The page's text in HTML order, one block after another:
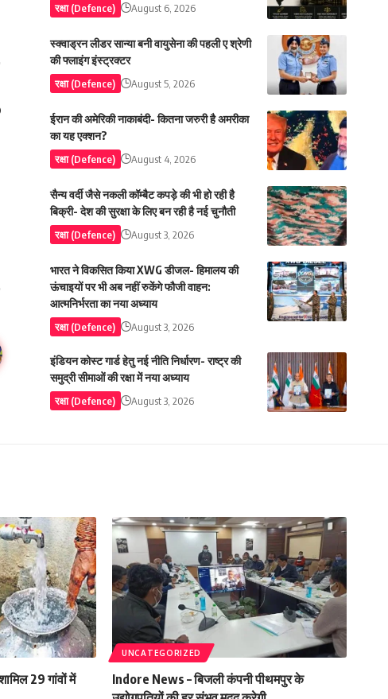
रक्षा (Defence) August 6, 2026
स्क्वाड्रन लीडर सान्या बनी वायुसेना की पहली ए श्रेणी
की फ्लाइंग इंस्ट्रक्टर
रक्षा (Defence) August 5, 2026
ईरान की अमेरिकी नाकाबंदी- कितना जरुरी है अमरीका
का यह एक्शन?
रक्षा (Defence) August 4, 2026
सैन्य वर्दी जैसे नकली कॉम्बैट कपड़े की भी हो रही है
बिक्री- देश की सुरक्षा के लिए बन रही है नई चुनौती
रक्षा (Defence) August 3, 2026
भारत ने विकसित किया XWG डीजल- हिमालय की
ऊंचाइयों पर भी अब नहीं रुकेंगे फौजी वाहन:
आत्मनिर्भरता का नया अध्याय
रक्षा (Defence) August 3, 2026
इंडियन कोस्ट गार्ड हेतु नई नीति निर्धारण- राष्ट्र की
समुद्री सीमाओं की रक्षा में नया अध्याय
रक्षा (Defence) August 3, 2026
29 गांवों में
UNCATEGORIZED
Indore News – बिजली कंपनी पीथमपुर के